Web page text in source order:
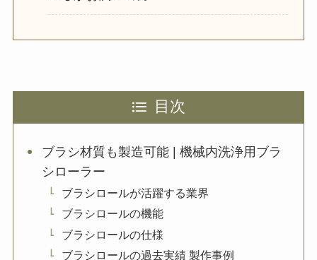
目次
ブラシ材質も製造可能 | 機械内洗浄用ブラ
シローラー
ブラシロールが活躍する業界
ブラシロールの機能
ブラシロールの仕様
ブラシロールの過去実績 製作事例